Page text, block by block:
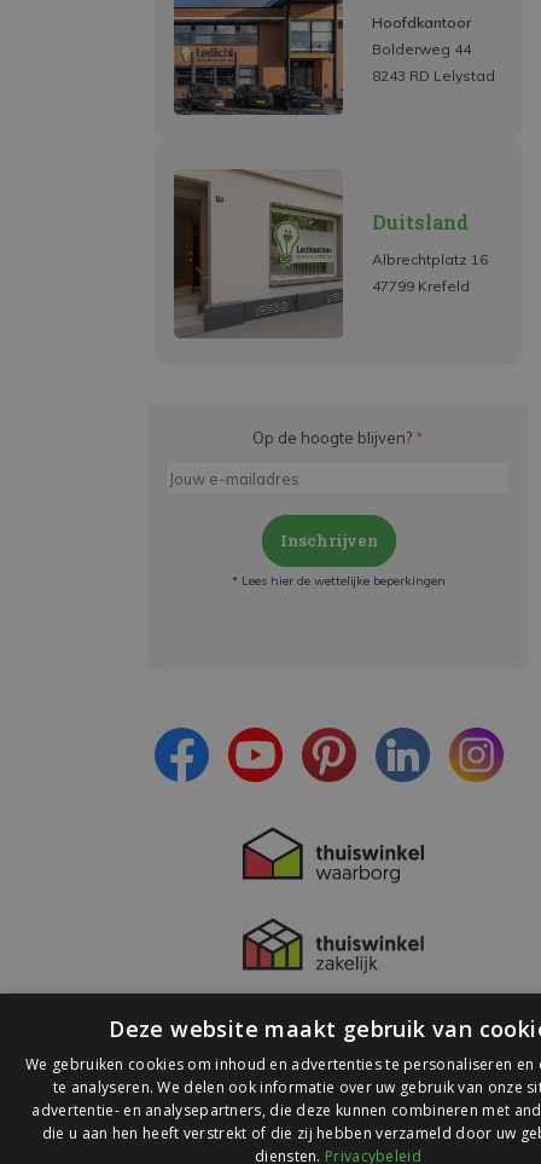
Hoofdkantoor
Bolderweg 44
8243 RD Lelystad
Duitsland
Albrechtplatz 16
47799 Krefeld
Op de hoogte blijven? *
Inschrijven
* Lees hier de wettelijke beperkingen
© 2026 Ledlichtdiscounter.nl
Deze website maakt gebruik van
We gebruiken cookies om inhoud en advertenties te personaliseren en
te analyseren. We delen ook informatie over uw gebruik van onze
advertentie- en analysepartners, die deze kunnen combineren met
die u aan hen heeft verstrekt of die zij hebben verzameld door uw
diensten. Privacybeleid